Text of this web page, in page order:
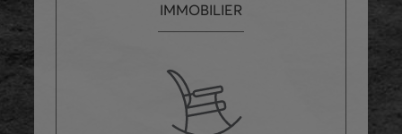
IMMOBILIER